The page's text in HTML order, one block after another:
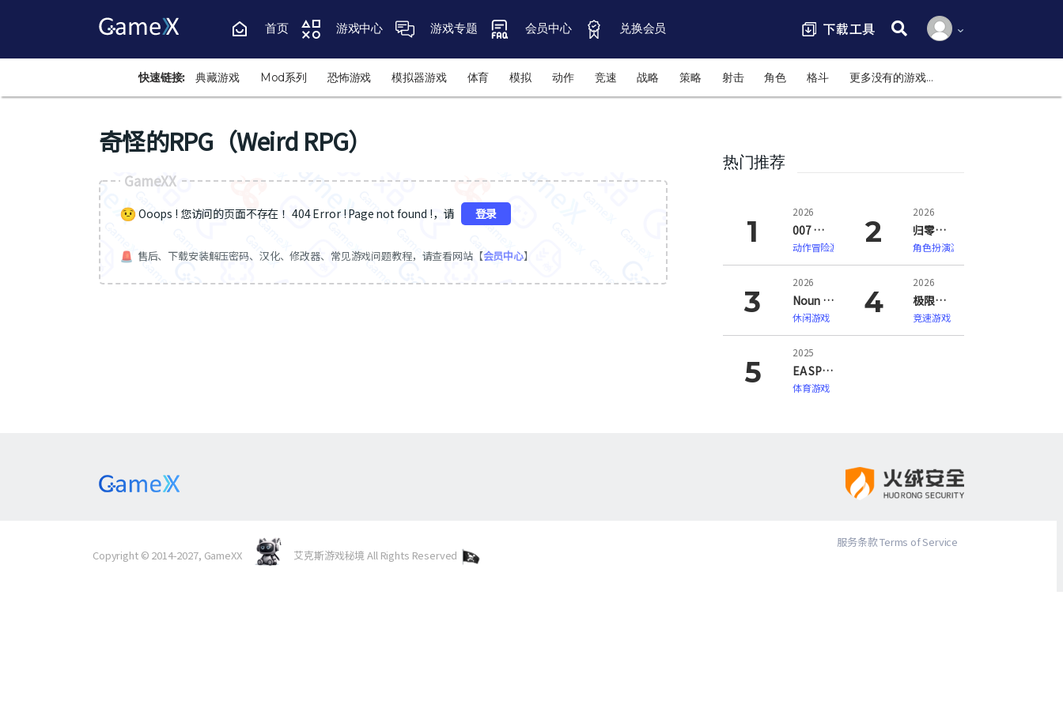
首页 游戏中心 游戏专题 会员中心 兑换会员
搜索:
快速链接: 典藏游戏 Mod系列 恐怖游戏 模拟器游戏 体育 模拟 动作 竞速 战略 策略 射击 角色 格斗 更多没有的游戏…
奇怪的RPG（Weird RPG）
GameXX
Ooops ! 您访问的页面不存在 ！404 Error ! Page not found !，请 登录
售后、下载安装解压密码、汉化、修改器、常见游戏问题教程，请查看网站【会员中心】
热门推荐
2026
007 初露锋芒（007 First Light）
动作冒险游戏
2026
归零巡礼：亡谍镇魂曲（ZERO PARADES: For Dead Spies）
角色扮演游戏
2026
Noun Town 语言学习（Noun Town Language Learning）
休闲游戏
2026
极限竞速：地平线6（Forza Horizon 6）
竞速游戏
2025
EA SPORTS FC 26
体育游戏
Copyright © 2014-2027, GameXX 艾克斯游戏秘境 All Rights Reserved
服务条款 Terms of Service